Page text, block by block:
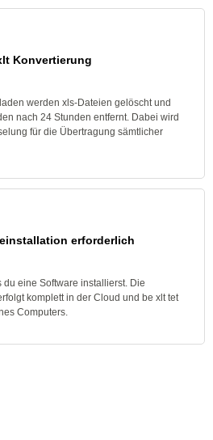
Konvertierung
werden xls-Dateien gelöscht und
nach 24 Stunden entfernt. Dabei wird
für die Übertragung sämtlicher
erforderlich
du eine Software installierst. Die
komplett in der Cloud und be xlt tet
Computers.